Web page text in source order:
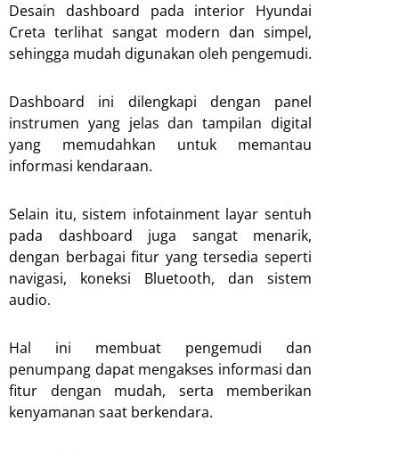
Desain dashboard pada interior Hyundai
Creta terlihat sangat modern dan simpel,
sehingga mudah digunakan oleh pengemudi.
Dashboard ini dilengkapi dengan panel
instrumen yang jelas dan tampilan digital
yang memudahkan untuk memantau
informasi kendaraan.
Selain itu, sistem infotainment layar sentuh
pada dashboard juga sangat menarik,
dengan berbagai fitur yang tersedia seperti
navigasi, koneksi Bluetooth, dan sistem
audio.
Hal ini membuat pengemudi dan
penumpang dapat mengakses informasi dan
fitur dengan mudah, serta memberikan
kenyamanan saat berkendara.